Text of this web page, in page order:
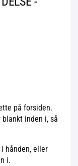
på forsiden.
inden i, så
hånden, eller
i.